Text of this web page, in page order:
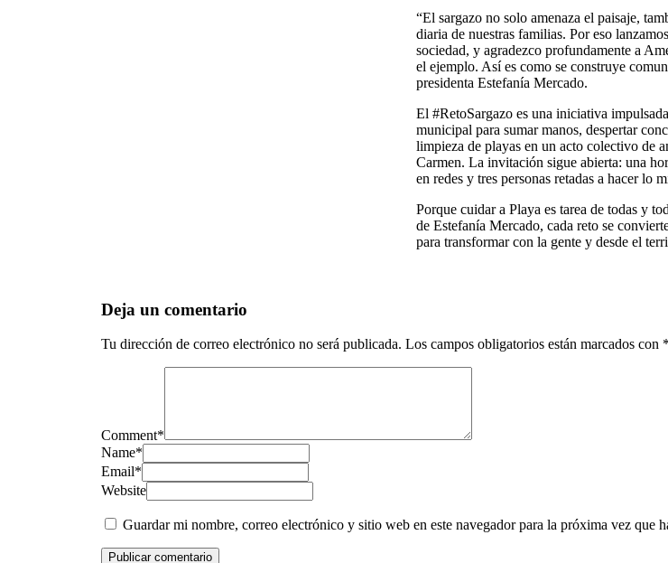
“El sargazo no solo amenaza el paisaje,
diaria de nuestras familias. Por eso
sociedad, y agradezco profundamente a
el ejemplo. Así es como se construye
presidenta Estefanía Mercado.
El #RetoSargazo es una iniciativa
municipal para sumar manos, despertar
limpieza de playas en un acto colectivo de
Carmen. La invitación sigue abierta: una
en redes y tres personas retadas a hacer lo
Porque cuidar a Playa es tarea de todas y
de Estefanía Mercado, cada reto se
para transformar con la gente y desde el
Deja un comentario
Tu dirección de correo electrónico no será publicada. Los campos obligatorios están marcados con *
Comment*
Name*
Email*
Website
Guardar mi nombre, correo electrónico y sitio web en este navegador para la próxima vez que